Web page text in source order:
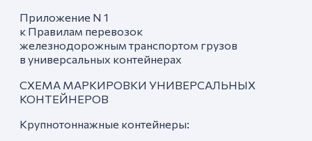
Приложение N 1
к Правилам перевозок
железнодорожным транспортом грузов
в универсальных контейнерах
СХЕМА МАРКИРОВКИ УНИВЕРСАЛЬНЫХ
КОНТЕЙНЕРОВ
Крупнотоннажные контейнеры: